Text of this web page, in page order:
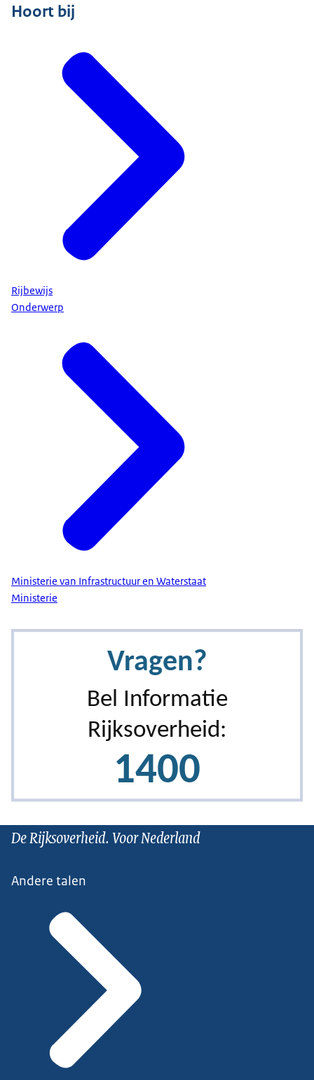
Hoort bij
Rijbewijs
Onderwerp
Ministerie van Infrastructuur en Waterstaat
Ministerie
De Rijksoverheid. Voor Nederland
Andere talen